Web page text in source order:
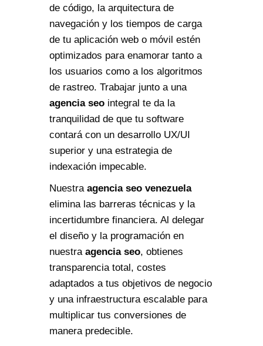
de código, la arquitectura de
navegación y los tiempos de carga
de tu aplicación web o móvil estén
optimizados para enamorar tanto a
los usuarios como a los algoritmos
de rastreo. Trabajar junto a una
agencia seo integral te da la
tranquilidad de que tu software
contará con un desarrollo UX/UI
superior y una estrategia de
indexación impecable.
Nuestra agencia seo venezuela
elimina las barreras técnicas y la
incertidumbre financiera. Al delegar
el diseño y la programación en
nuestra agencia seo, obtienes
transparencia total, costes
adaptados a tus objetivos de negocio
y una infraestructura escalable para
multiplicar tus conversiones de
manera predecible.